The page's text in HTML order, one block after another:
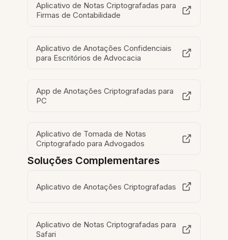
Aplicativo de Notas Criptografadas para
Firmas de Contabilidade
Aplicativo de Anotações Confidenciais
para Escritórios de Advocacia
App de Anotações Criptografadas para
PC
Aplicativo de Tomada de Notas
Criptografado para Advogados
Soluções Complementares
Aplicativo de Anotações Criptografadas
Aplicativo de Notas Criptografadas para
Safari